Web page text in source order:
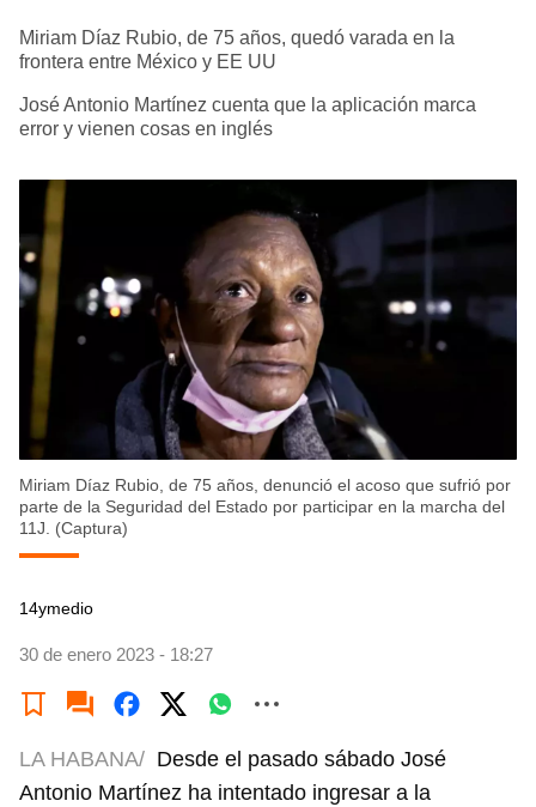
Miriam Díaz Rubio, de 75 años, quedó varada en la
frontera entre México y EE UU
José Antonio Martínez cuenta que la aplicación marca
error y vienen cosas en inglés
Miriam Díaz Rubio, de 75 años, denunció el acoso que sufrió por
parte de la Seguridad del Estado por participar en la marcha del
11J. (Captura)
14ymedio
30 de enero 2023 - 18:27
LA HABANA/ Desde el pasado sábado José
Antonio Martínez ha intentado ingresar a la